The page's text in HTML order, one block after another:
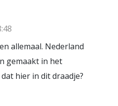
allemaal. Nederland
gemaakt in het
hier in dit draadje?